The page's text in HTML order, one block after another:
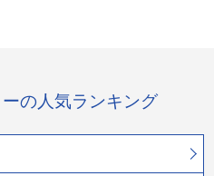
ーの人気ランキング